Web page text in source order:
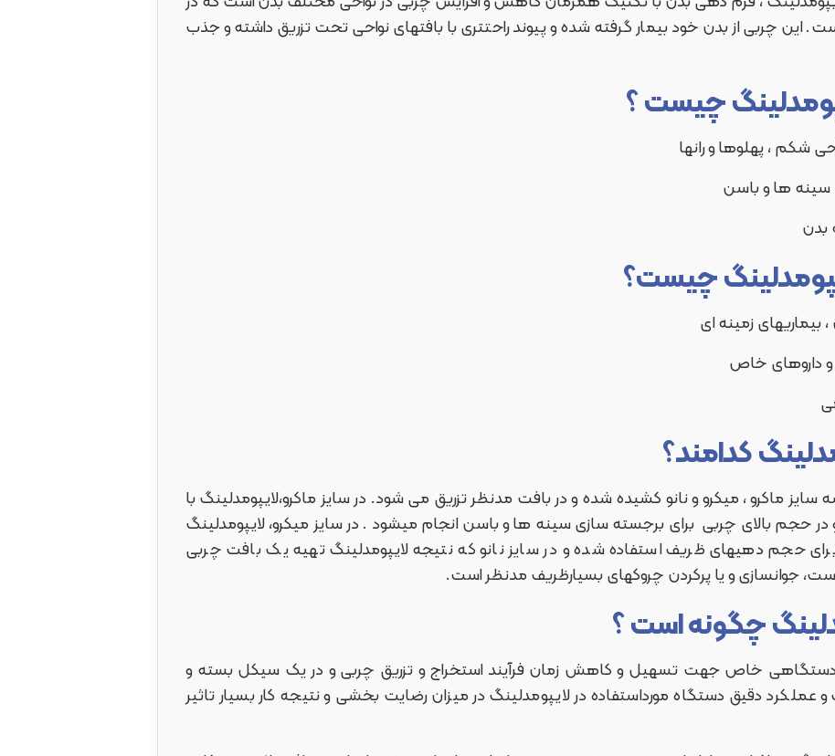
این چربی از بدن خود بیمار گرفته شده و پیوند راحتتری با بافتهای نواحی تحت تزریق داشته و جذب
چیست ؟
چیست؟
کدامند؟
ماکرو ، میکرو و نانو کشیده شده و در بافت مدنظر تزریق می شود. در سایز ماکرو،لایپومدلینگ با
برای برجسته سازی سینه ها و باسن انجام میشود . در سایز میکرو، لایپومدلینگ
حجم دهیهای ظریف استفاده شده و در سایز نانو که نتیجه لایپومدلینگ تهیه یک بافت چربی
جوانسازی و یا پرکردن چروکهای بسیارظریف مدنظر است.
چگونه است ؟
خاص جهت تسهیل و کاهش زمان فرآیند استخراج و تزریق چربی و در یک سیکل بسته و
دقیق دستگاه مورداستفاده در لایپومدلینگ در میزان رضایت بخشی و نتیجه کار بسیار تاثیر